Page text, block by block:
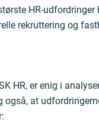
HR-
rekruttering og
HR, er enig i
at